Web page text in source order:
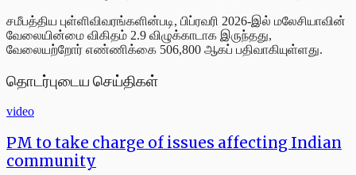
சமீபத்திய புள்ளிவிவரங்களின்படி, பிப்ரவரி 2026-இல் மலேசியாவின்
வேலையின்மை விகிதம் 2.9 விழுக்காடாக இருந்தது,
வேலையற்றோர் எண்ணிக்கை 506,800 ஆகப் பதிவாகியுள்ளது.
தொடர்புடைய செய்திகள்
video
PM to take charge of issues affecting Indian
community